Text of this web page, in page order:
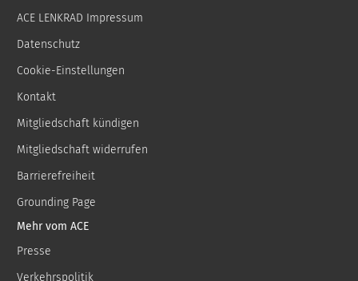
ACE LENKRAD Impressum
Datenschutz
Cookie-Einstellungen
Kontakt
Mitgliedschaft kündigen
Mitgliedschaft widerrufen
Barrierefreiheit
Grounding Page
Mehr vom ACE
Presse
Verkehrspolitik